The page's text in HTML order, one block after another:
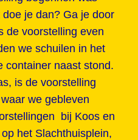
je dan? Ga je door
de voorstelling even
we schuilen in het
container naast stond.
is de voorstelling
we gebleven
bij Koos en
het Slachthuisplein,